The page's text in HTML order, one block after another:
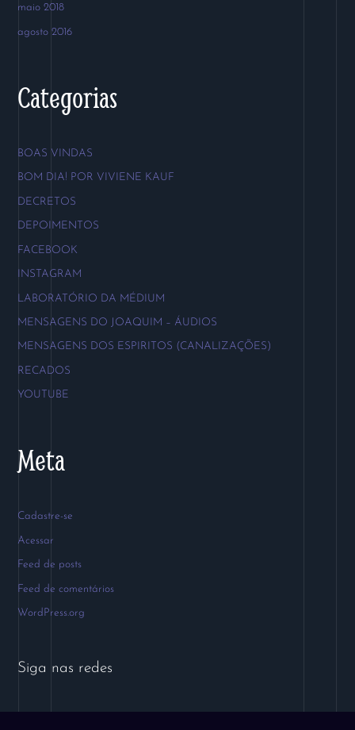
maio 2018
agosto 2016
Categorias
BOAS VINDAS
BOM DIA! POR VIVIENE KAUF
DECRETOS
DEPOIMENTOS
FACEBOOK
INSTAGRAM
LABORATÓRIO DA MÉDIUM
MENSAGENS DO JOAQUIM – ÁUDIOS
MENSAGENS DOS ESPIRITOS (CANALIZAÇÕES)
RECADOS
YOUTUBE
Meta
Cadastre-se
Acessar
Feed de posts
Feed de comentários
WordPress.org
Siga nas redes